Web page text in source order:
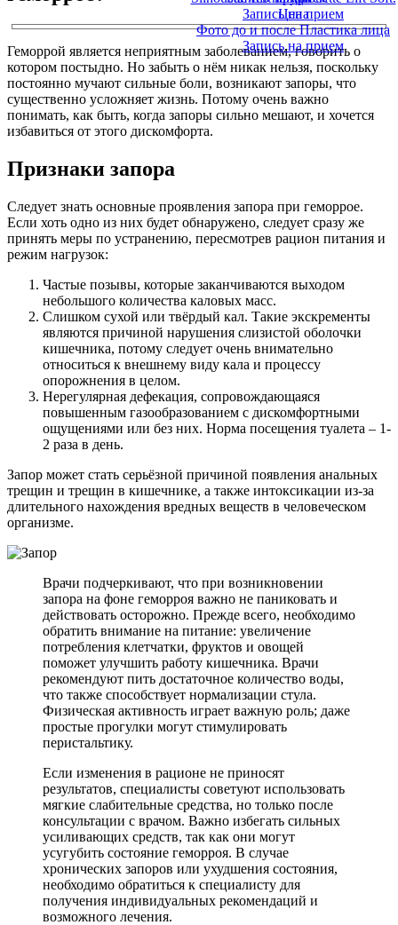
Цена
Фото до и после Пластика лица
Запись на прием
Запись на прием
Геморрой является неприятным заболеванием, говорить о
котором постыдно. Но забыть о нём никак нельзя, поскольку
постоянно мучают сильные боли, возникают запоры, что
существенно усложняет жизнь. Потому очень важно
понимать, как быть, когда запоры сильно мешают, и хочется
избавиться от этого дискомфорта.
Признаки запора
Следует знать основные проявления запора при геморрое.
Если хоть одно из них будет обнаружено, следует сразу же
принять меры по устранению, пересмотрев рацион питания и
режим нагрузок:
Частые позывы, которые заканчиваются выходом
небольшого количества каловых масс.
Слишком сухой или твёрдый кал. Такие экскременты
являются причиной нарушения слизистой оболочки
кишечника, потому следует очень внимательно
относиться к внешнему виду кала и процессу
опорожнения в целом.
Нерегулярная дефекация, сопровождающаяся
повышенным газообразованием с дискомфортными
ощущениями или без них. Норма посещения туалета – 1-
2 раза в день.
Запор может стать серьёзной причиной появления анальных
трещин и трещин в кишечнике, а также интоксикации из-за
длительного нахождения вредных веществ в человеческом
организме.
Врачи подчеркивают, что при возникновении
запора на фоне геморроя важно не паниковать и
действовать осторожно. Прежде всего, необходимо
обратить внимание на питание: увеличение
потребления клетчатки, фруктов и овощей
поможет улучшить работу кишечника. Врачи
рекомендуют пить достаточное количество воды,
что также способствует нормализации стула.
Физическая активность играет важную роль; даже
простые прогулки могут стимулировать
перистальтику.
Если изменения в рационе не приносят
результатов, специалисты советуют использовать
мягкие слабительные средства, но только после
консультации с врачом. Важно избегать сильных
усиливающих средств, так как они могут
усугубить состояние геморроя. В случае
хронических запоров или ухудшения состояния,
необходимо обратиться к специалисту для
получения индивидуальных рекомендаций и
возможного лечения.